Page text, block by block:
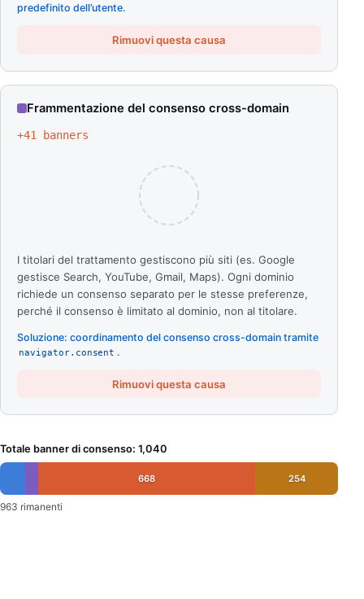
predefinito dell’utente.
Rimuovi questa causa
Frammentazione del consenso cross-domain
+41 banners
I titolari del trattamento gestiscono più siti (es. Google
gestisce Search, YouTube, Gmail, Maps). Ogni dominio
richiede un consenso separato per le stesse preferenze,
perché il consenso è limitato al dominio, non al titolare.
Soluzione: coordinamento del consenso cross-domain tramite
navigator.consent .
Rimuovi questa causa
Totale banner di consenso: 1,040
668 254
963 rimanenti